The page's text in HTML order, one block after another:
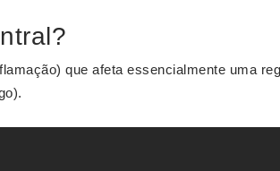
que afeta essencialmente uma